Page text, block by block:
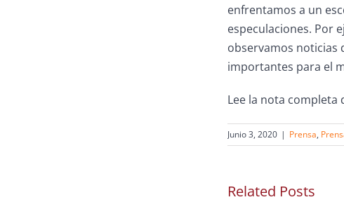
enfrentamos a un
especulaciones. Por
observamos noticias
importantes para el
Lee la nota completa
Junio 3, 2020 | Prensa,
Related Posts